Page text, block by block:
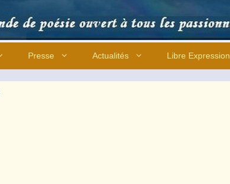
Presse Actualités Libre Expression